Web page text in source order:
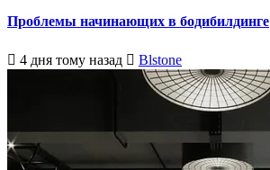
Проблемы начинающих в бодибилдинге
4 дня тому назад Blstone